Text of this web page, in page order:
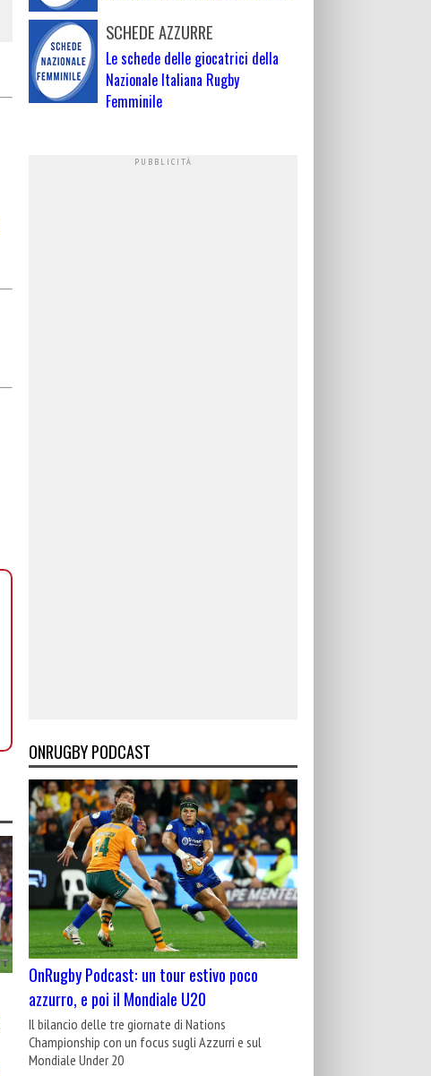
SCHEDE AZZURRE
Le schede delle giocatrici della
Nazionale Italiana Rugby
Femminile
ONRUGBY PODCAST
OnRugby Podcast: un tour estivo poco
azzurro, e poi il Mondiale U20
Il bilancio delle tre giornate di Nations
Championship con un focus sugli Azzurri e sul
Mondiale Under 20